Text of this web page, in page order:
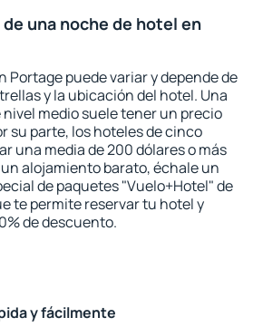
una noche de hotel en
Portage puede variar y depende de
y la ubicación del hotel. Una
medio suele tener un precio
su parte, los hoteles de cinco
una media de 200 dólares o más
alojamiento barato, échale un
de paquetes "Vuelo+Hotel" de
te permite reservar tu hotel y
de descuento.
y fácilmente